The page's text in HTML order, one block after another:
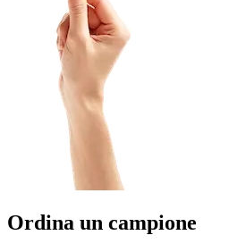
Ordina un campione